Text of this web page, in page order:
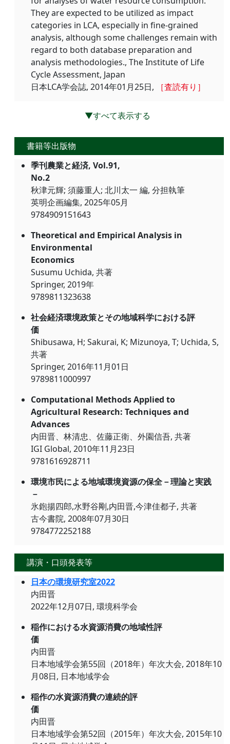
They are expected to be utilized as impact
categories in LCA, especially in fine-grained
analysis, although some challenges remain with
regard to both database preparation and
analysis methodologies., The Institute of Life
Cycle Assessment, Japan
日本LCA学会誌, 2014年01月25日,
［査読有り］
▼すべて表示する
書籍等出版物
季刊農業と経済, Vol.91,
No.2
秋津元輝; 須藤重人; 北川太一 編, 分担執筆
英明企画編集, 2025年05月
9784909151643
Theoretical and Empirical Analysis in
Environmental
Economics
Susumu Uchida, 共著
Springer, 2019年
9789811323638
社会経済環境政策とその地域科学における評
価
Shibusawa, H; Sakurai, K; Mizunoya, T; Uchida, S,
共著
Springer, 2016年11月01日
9789811000997
Computational Methods Applied to
Agricultural Research: Techniques and
Advances
内田晋、林清忠、佐藤正衛、外園信吾, 共著
IGI Global, 2010年11月23日
9781616928711
環境市民による地域環境資源の保全－理論と実践
－
氷鉋揚四郎,水野谷剛,内田晋,今津佳都子, 共著
古今書院, 2008年07月30日
9784772252188
講演・口頭発表等
日本の環境研究室2022
内田晋
2022年12月07日, 環境科学会
稲作における水資源消費の地域性評
価
内田晋
日本地域学会第55回（2018年）年次大会, 2018年10
月08日, 日本地域学会
稲作の水資源消費の連続的評
価
内田晋
日本地域学会第52回（2015年）年次大会, 2015年10